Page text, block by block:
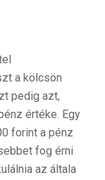
a kölcsön
pedig azt,
értéke. Egy
forint a pénz
fog érni
az általa